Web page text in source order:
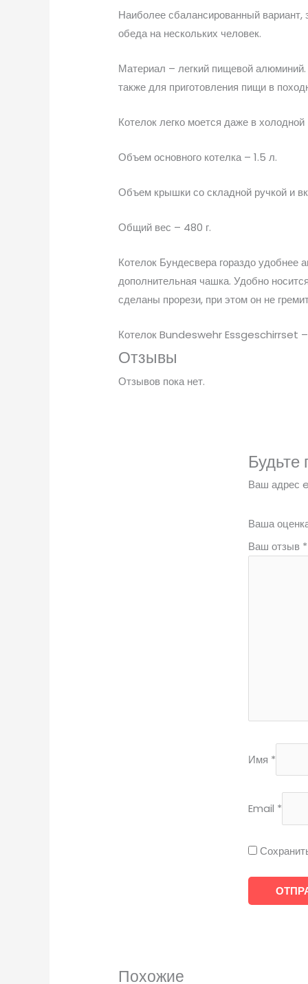
Наиболее сбалансированный
обеда на нескольких человек.
Материал – легкий пищевой
также для приготовления пищи в
Котелок легко моется даже в
Объем основного котелка – 1.5 л.
Объем крышки со складной ручкой и
Общий вес – 480 г.
Котелок Бундесвера гораздо удобнее
дополнительная чашка. Удобно
сделаны прорези, при этом он не
Котелок Bundeswehr Essgeschirrset –
Отзывы
Отзывов пока нет.
Будьте
Ваш адрес
Ваша
Ваш отзыв *
Имя *
Email *
Похожие